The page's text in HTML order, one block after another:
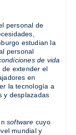
personal de
estudian la
personal
de vida
de extender el
en
la tecnología a
y desplazadas
software cuyo
mundial y